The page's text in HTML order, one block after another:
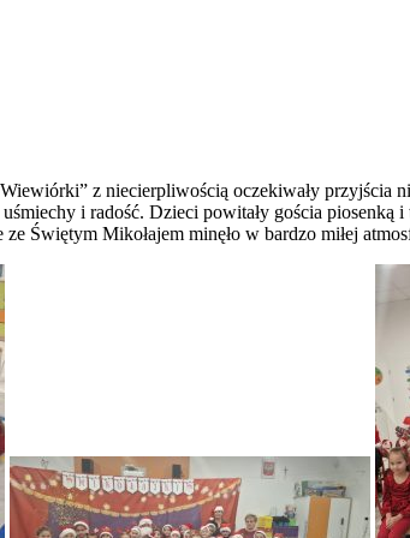
z niecierpliwością oczekiwały przyjścia
i radość. Dzieci powitały gościa
Świętym Mikołajem minęło w bardzo miłej